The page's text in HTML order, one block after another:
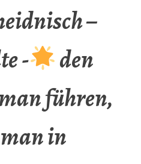
–
-
den
führen,
in